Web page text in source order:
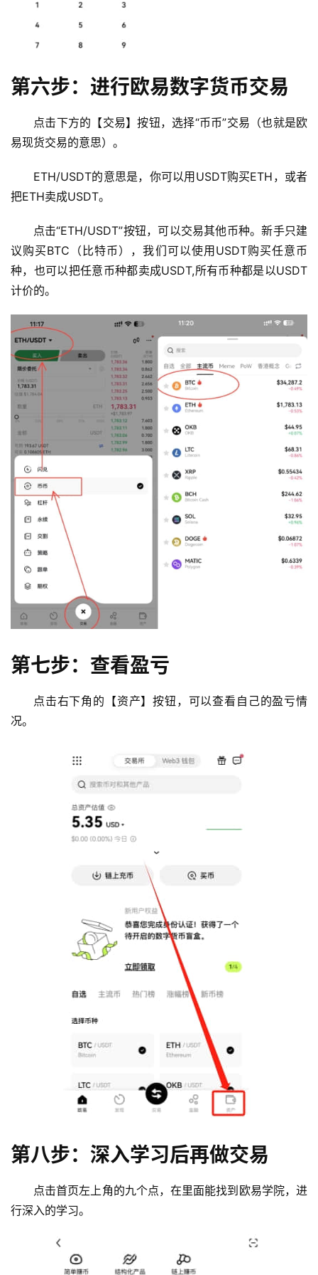
情
分
常
题
第六步：进行欧易数字货币交易
点击下方的【交易】按钮，选择“币币”交易（也就是欧
易现货交易的意思）。
ETH/USDT的意思是，你可以用USDT购买ETH，或者
把ETH卖成USDT。
点击“ETH/USDT”按钮，可以交易其他币种。新手只建
议购买BTC（比特币），我们可以使用USDT购买任意币
种，也可以把任意币种都卖成USDT,所有币种都是以USDT
计价的。
第七步：查看盈亏
点击右下角的【资产】按钮，可以查看自己的盈亏情
况。
第八步：深入学习后再做交易
点击首页左上角的九个点，在里面能找到欧易学院，进
行深入的学习。